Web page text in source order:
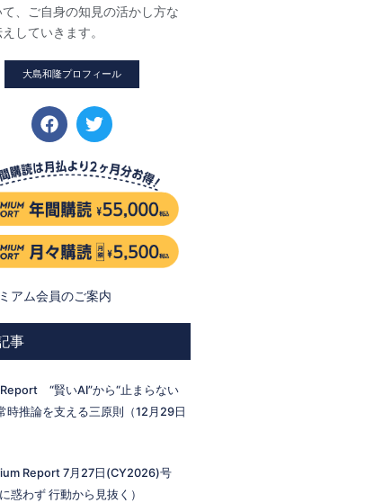
、ご自身の知見の活かし方な
していきます。
大島和隆プロフィール
アム会員のご案内
事
“賢いAI”から“止まらない
時推論を支える三原則（12月29日
Report 7月27日(CY2026)号
惑わず 行動から見抜く）